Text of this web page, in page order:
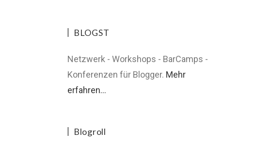
BLOGST
Netzwerk - Workshops - BarCamps -
Konferenzen für Blogger. Mehr
erfahren...
Blogroll